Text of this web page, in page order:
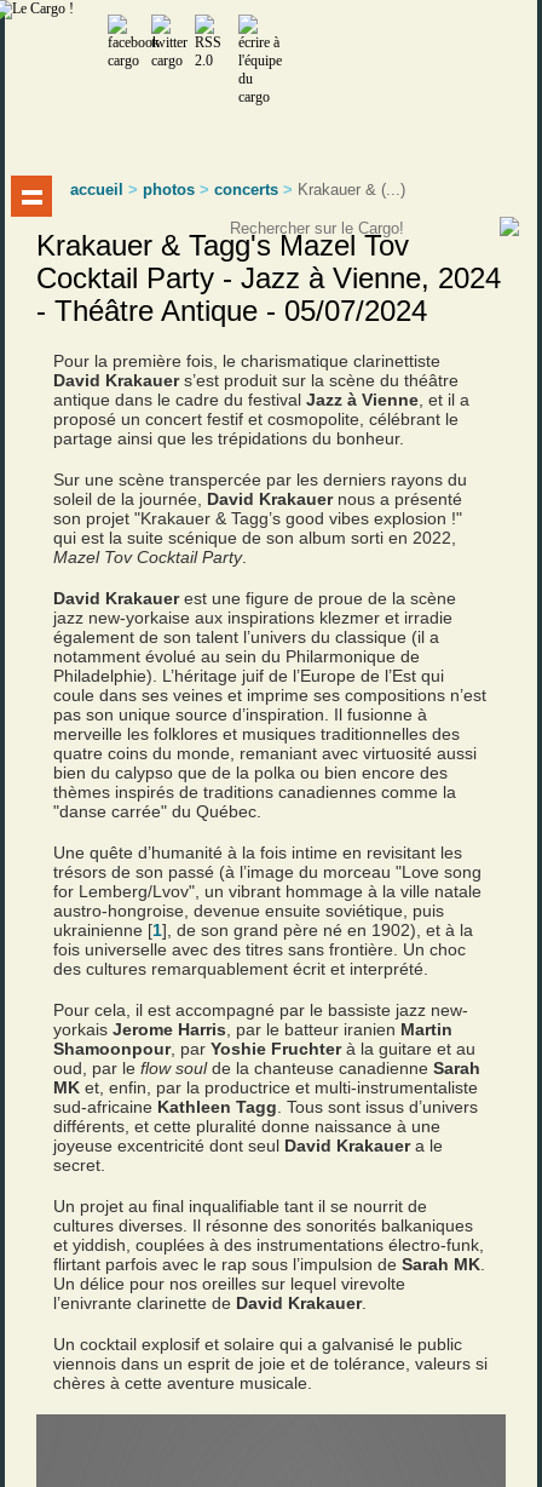
accueil >photos >concerts > Krakauer & (...)
Krakauer & Tagg's Mazel Tov
Cocktail Party - Jazz à Vienne, 2024
- Théâtre Antique - 05/07/2024
Pour la première fois, le charismatique clarinettiste
David Krakauers’est produit sur la scène du théâtre
antique dans le cadre du festivalJazz à Vienne , et il a
proposé un concert festif et cosmopolite, célébrant le
partage ainsi que les trépidations du bonheur.
Sur une scène transpercée par les derniers rayons du
soleil de la journée, David Krakauernous a présenté
son projet "Krakauer & Tagg’s good vibes explosion !"
qui est la suite scénique de son album sorti en 2022,
Mazel Tov Cocktail Party.
David Krakauerest une figure de proue de la scène
jazz new-yorkaise aux inspirations klezmer et irradie
également de son talent l’univers du classique (il a
notamment évolué au sein du Philarmonique de
Philadelphie). L’héritage juif de l’Europe de l’Est qui
coule dans ses veines et imprime ses compositions n’est
pas son unique source d’inspiration. Il fusionne à
merveille les folklores et musiques traditionnelles des
quatre coins du monde, remaniant avec virtuosité aussi
bien du calypso que de la polka ou bien encore des
thèmes inspirés de traditions canadiennes comme la
"danse carrée" du Québec.
Une quête d’humanité à la fois intime en revisitant les
trésors de son passé (à l’image du morceau "Love song
for Lemberg/Lvov", un vibrant hommage à la ville natale
austro-hongroise, devenue ensuite soviétique, puis
ukrainienne [1], de son grand père né en 1902), et à la
fois universelle avec des titres sans frontière. Un choc
des cultures remarquablement écrit et interprété.
Pour cela, il est accompagné par le bassiste jazz new-
yorkaisJerome Harris , par le batteur iranien Martin
Shamoonpour, parYoshie Fruchterà la guitare et au
oud, par leflow soulde la chanteuse canadienneSarah
MK et, enfin, par la productrice et multi-instrumentaliste
sud-africaine Kathleen Tagg . Tous sont issus d’univers
différents, et cette pluralité donne naissance à une
joyeuse excentricité dont seul David Krakauera le
secret.
Un projet au final inqualifiable tant il se nourrit de
cultures diverses. Il résonne des sonorités balkaniques
et yiddish, couplées à des instrumentations électro-funk,
flirtant parfois avec le rap sous l’impulsion deSarah MK
Un délice pour nos oreilles sur lequel virevolte
l’enivrante clarinette de David Krakauer.
Un cocktail explosif et solaire qui a galvanisé le public
viennois dans un esprit de joie et de tolérance, valeurs si
chères à cette aventure musicale.